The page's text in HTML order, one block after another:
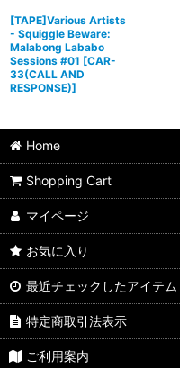
[TAPE]Various Artists
- Squiggle Beware:
Malabong Lababo
Sessions #01 [CAR-
33(CALL AND
RESPONSE)]
Home
Shopping Cart
マイページ
お気に入り
最近チェックしたアイテム
特定商取引法表示
ご利用案内